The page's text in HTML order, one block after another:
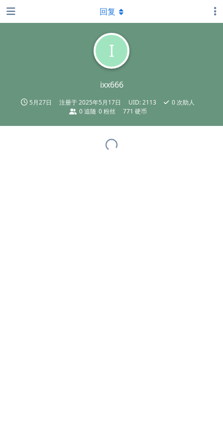
I
ixx666
5月27日 注册于2025年5月17日 UID:2113 0 次助人
0 追随 0 粉丝 771 硬币
回复